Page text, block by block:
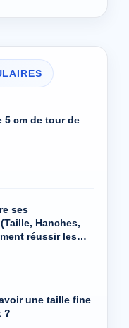
5 cm de tour de
ses
Hanches,
réussir les
une taille fine
?